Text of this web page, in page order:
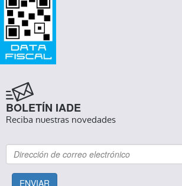
BOLETÍN IADE
Reciba nuestras novedades
ENVIAR